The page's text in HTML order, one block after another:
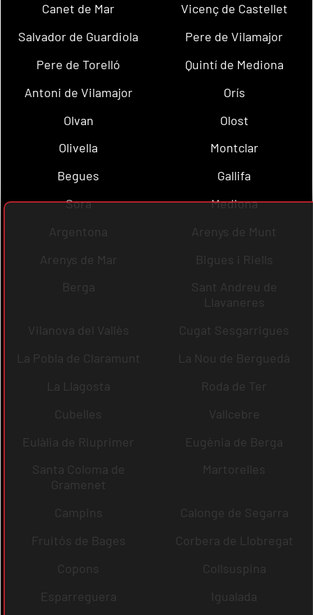
Canet de Mar
Vicenç de Castellet
Salvador de Guardiola
Pere de Vilamajor
Pere de Torelló
Quintí de Mediona
Antoni de Vilamajor
Orís
Olvan
Olost
Olivella
Montclar
Begues
Gallifa
Sora
Mediona
Argentona
Arenys de Munt
Arenys de Mar
Bigues i Riells
Berga
Sant Andreu de
Llavaneres
Vilanova del Vallès
Cugat Sesgarrigues
La Pobla de Claramunt
La Nou de Berguedà
La Llagosta
Roda de Ter
Cubelles
Vallcebre
Eulàlia de Riuprimer
Eugènia de Berga
Santa Coloma de
Gramenet
Martorelles
Campins
Calonge de Segarra
Fruitós de Bages
Corbera de Llobregat
Copons
Collsuspina
Esparreguera
Igualada